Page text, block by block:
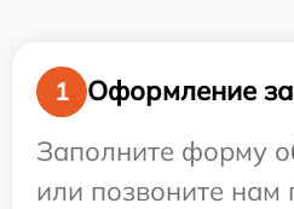
1
Оформление
Заполните форму
или позвоните нам